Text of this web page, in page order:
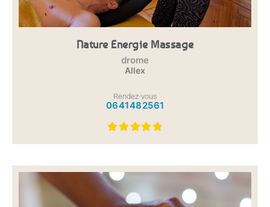
Nature Energie Massage
drome
Allex
Rendez-vous
0641482561